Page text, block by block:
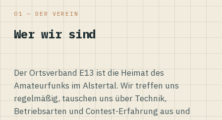
01 — DER VEREIN
Wer wir sind
Der Ortsverband E13 ist die Heimat des
Amateurfunks im Alstertal. Wir treffen uns
regelmäßig, tauschen uns über Technik,
Betriebsarten und Contest-Erfahrung aus und